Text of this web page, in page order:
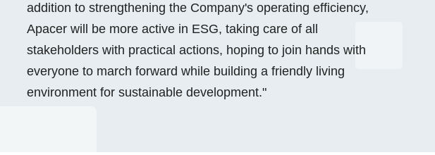
addition to strengthening the Company's operating efficiency,
Apacer will be more active in ESG, taking care of all
stakeholders with practical actions, hoping to join hands with
everyone to march forward while building a friendly living
environment for sustainable development."